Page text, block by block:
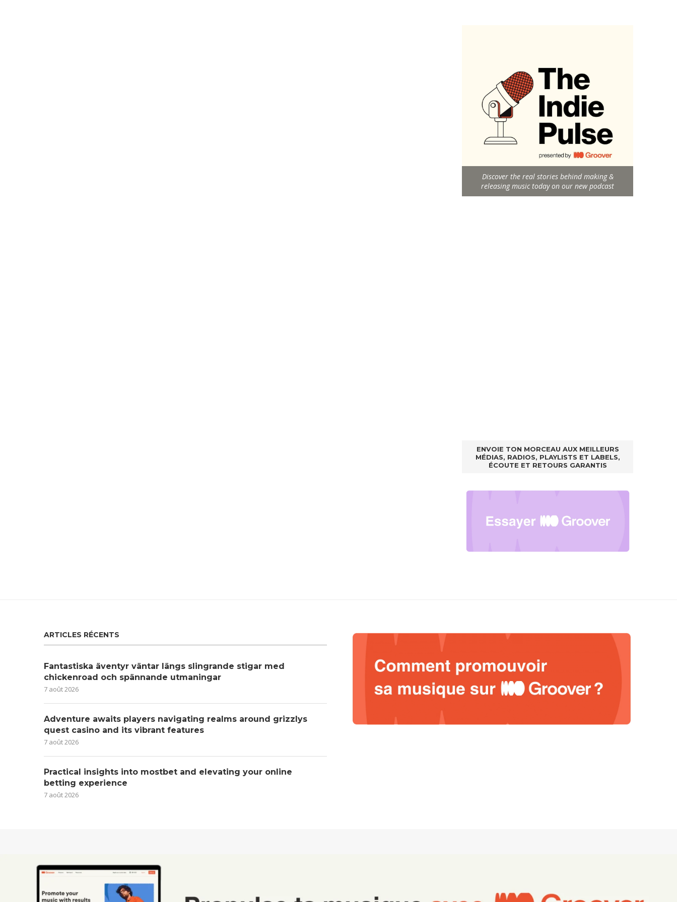
Discover the real stories behind making &
releasing music today on our new podcast
ENVOIE TON MORCEAU AUX MEILLEURS
MÉDIAS, RADIOS, PLAYLISTS ET LABELS,
ÉCOUTE ET RETOURS GARANTIS
ARTICLES RÉCENTS
Fantastiska äventyr väntar längs slingrande stigar med
chickenroad och spännande utmaningar
7 août 2026
Adventure awaits players navigating realms around grizzlys
quest casino and its vibrant features
7 août 2026
Practical insights into mostbet and elevating your online
betting experience
7 août 2026